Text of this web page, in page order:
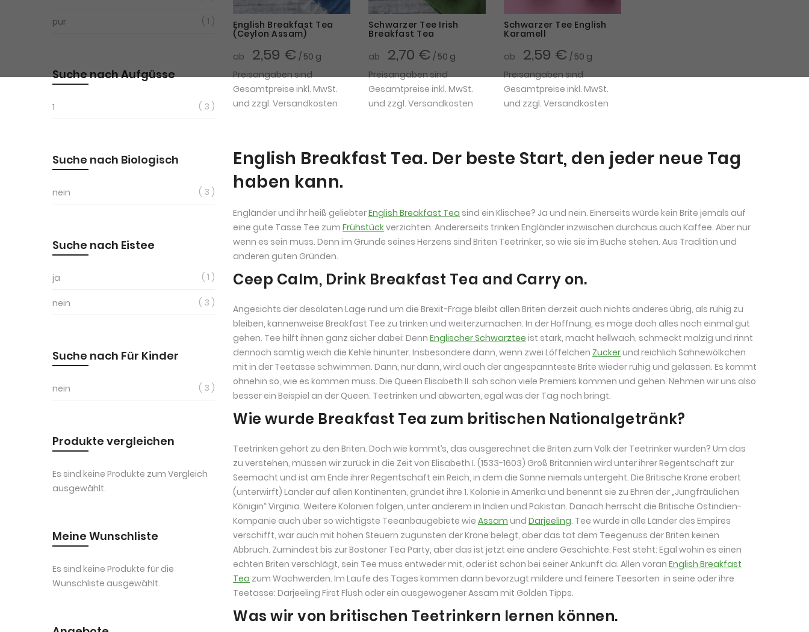
English Breakfast Tea
(Ceylon Assam)
ab
2,59 € / 50 g
Preisangaben sind
Gesamtpreise inkl. MwSt.
und zzgl. Versandkosten
Schwarzer Tee Irish
Breakfast Tea
ab
2,70 € / 50 g
Preisangaben sind
Gesamtpreise inkl. MwSt.
und zzgl. Versandkosten
Schwarzer Tee English
Karamell
ab
2,59 € / 50 g
Preisangaben sind
Gesamtpreise inkl. MwSt.
und zzgl. Versandkosten
English Breakfast Tea. Der beste Start, den jeder neue Tag
haben kann.
Engländer und ihr heiß geliebterEnglish Breakfast Tea sind ein Klischee? Ja und nein. Einerseits würde kein Brite jemals auf
eine gute Tasse Tee zum Frühstückverzichten. Andererseits trinken Engländer inzwischen durchaus auch Kaffee. Aber nur
wenn es sein muss. Denn im Grunde seines Herzens sind Briten Teetrinker, so wie sie im Buche stehen. Aus Tradition und
anderen guten Gründen.
Ceep Calm, Drink Breakfast Tea and Carry on.
Angesichts der desolaten Lage rund um die Brexit-Frage bleibt allen Briten derzeit auch nichts anderes übrig, als ruhig zu
bleiben, kannenweise Breakfast Tee zu trinken und weiterzumachen. In der Hoffnung, es möge doch alles noch einmal gut
gehen. Tee hilft ihnen ganz sicher dabei: Denn Englischer Schwarztee ist stark, macht hellwach, schmeckt malzig und rinnt
dennoch samtig weich die Kehle hinunter. Insbesondere dann, wenn zwei Löffelchen Zuckerund reichlich Sahnewölkchen
mit in der Teetasse schwimmen. Dann, nur dann, wird auch der angespannteste Brite wieder ruhig und gelassen. Es kommt
ohnehin so, wie es kommen muss. Die Queen Elisabeth II. sah schon viele Premiers kommen und gehen. Nehmen wir uns also
besser ein Beispiel an der Queen. Teetrinken und abwarten, egal was der Tag noch bringt.
Wie wurde Breakfast Tea zum britischen Nationalgetränk?
Teetrinken gehört zu den Briten. Doch wie kommt’s, das ausgerechnet die Briten zum Volk der Teetrinker wurden? Um das
zu verstehen, müssen wir zurück in die Zeit von Elisabeth I. (1533-1603) Groß Britannien wird unter ihrer Regentschaft zur
Seemacht und ist am Ende ihrer Regentschaft ein Reich, in dem die Sonne niemals untergeht. Die Britische Krone erobert
(unterwirft) Länder auf allen Kontinenten, gründet ihre 1. Kolonie in Amerika und benennt sie zu Ehren der „Jungfräulichen
Königin“ Virginia. Weitere Kolonien folgen, unter anderem in Indien und Pakistan. Danach herrscht die Britische Ostindien-
Kompanie auch über so wichtigste Teeanbaugebiete wie Assam und Darjeeling. Tee wurde in alle Länder des Empires
verschifft, war auch mit hohen Steuern zugunsten der Krone belegt, aber das tat dem Teegenuss der Briten keinen
Abbruch. Zumindest bis zur Bostoner Tea Party, aber das ist jetzt eine andere Geschichte. Fest steht: Egal wohin es einen
echten Briten verschlägt, sein Tee muss entweder mit, oder ist schon bei seiner Ankunft da. Allen voran English Breakfast
Tea zum Wachwerden. Im Laufe des Tages kommen dann bevorzugt mildere und feinere Teesorten in seine oder ihre
Teetasse: Darjeeling First Flush oder ein ausgewogener Assam mit Golden Tipps.
Was wir von britischen Teetrinkern lernen können.
pur 1
Suche nach Aufgüsse
1 3
Suche nach Biologisch
nein 3
Suche nach Eistee
ja 1
nein 3
Suche nach Für Kinder
nein 3
Produkte vergleichen
Es sind keine Produkte zum Vergleich
ausgewählt.
Meine Wunschliste
Es sind keine Produkte für die
Wunschliste ausgewählt.